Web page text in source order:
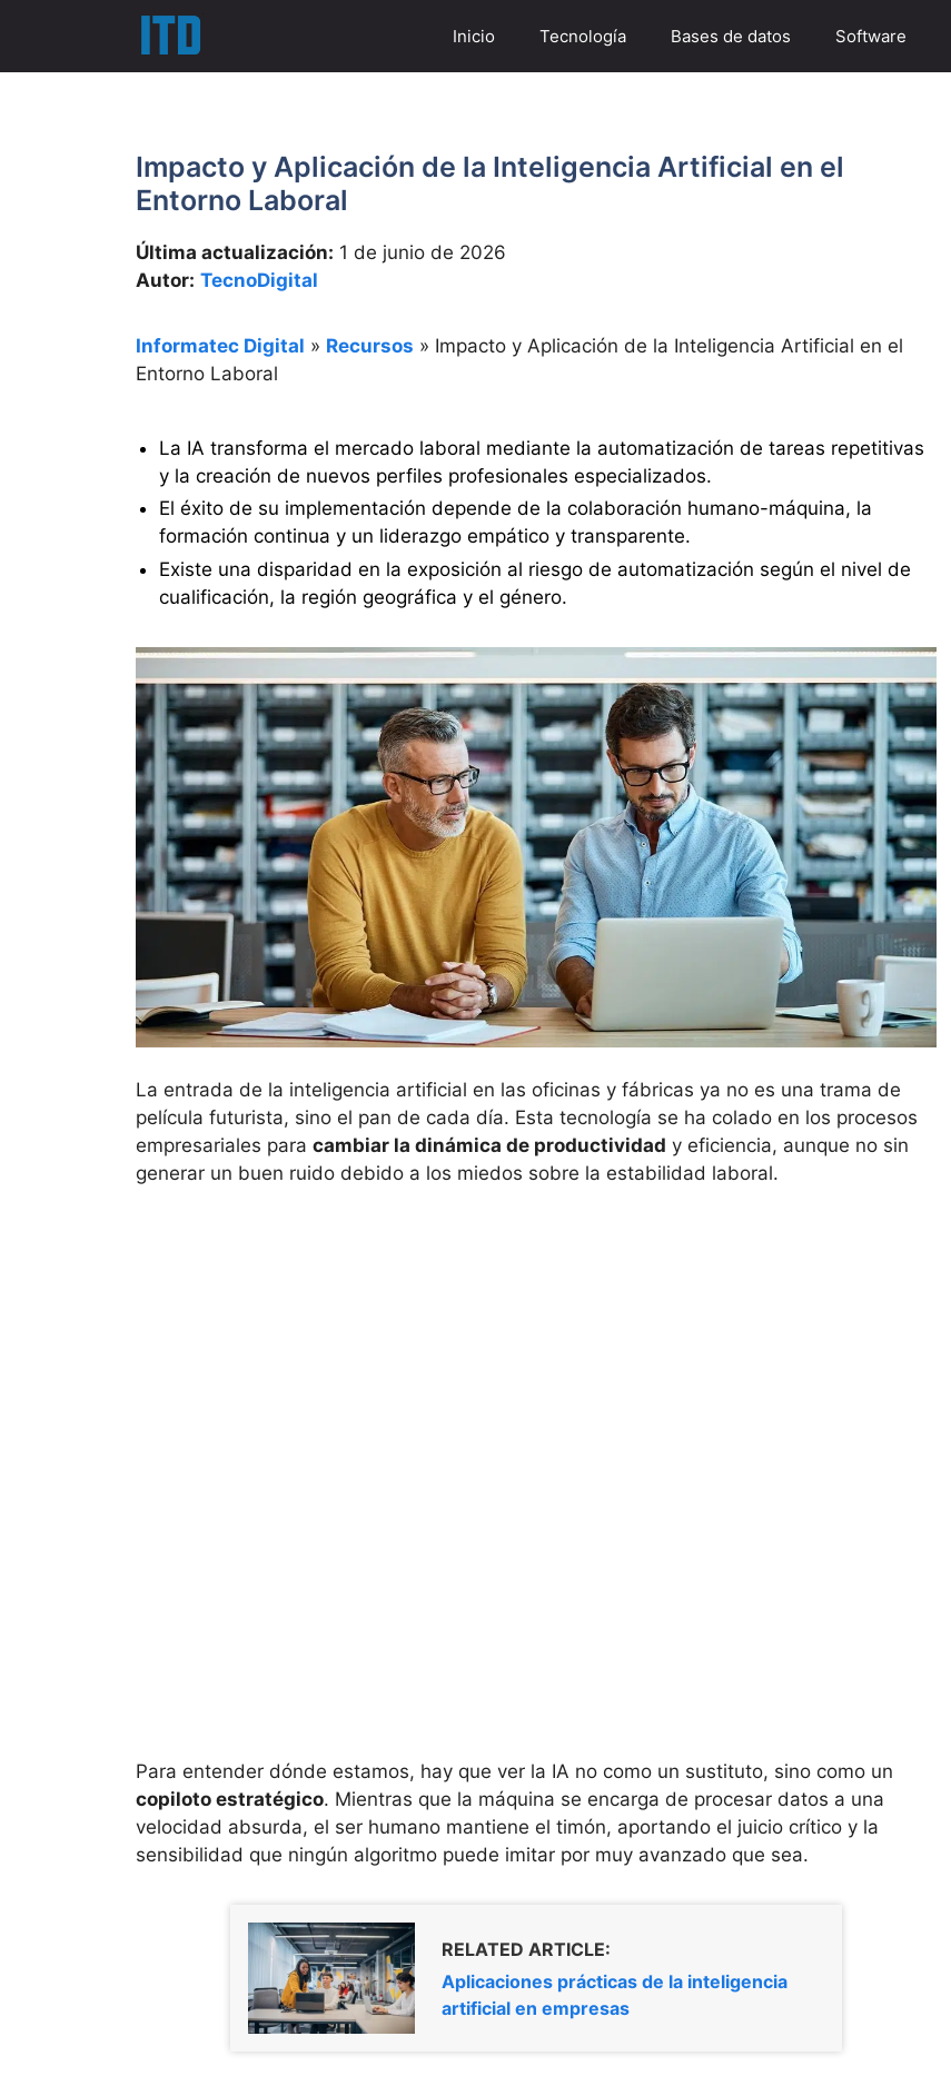
contenido
Inicio Tecnología Bases de datos Software
Impacto y Aplicación de la Inteligencia Artificial en el
Entorno Laboral
Última actualización: 1 de junio de 2026
Autor: TecnoDigital
Informatec Digital » Recursos » Impacto y Aplicación de la Inteligencia Artificial en el
Entorno Laboral
La IA transforma el mercado laboral mediante la automatización de tareas repetitivas
y la creación de nuevos perfiles profesionales especializados.
El éxito de su implementación depende de la colaboración humano-máquina, la
formación continua y un liderazgo empático y transparente.
Existe una disparidad en la exposición al riesgo de automatización según el nivel de
cualificación, la región geográfica y el género.
La entrada de la inteligencia artificial en las oficinas y fábricas ya no es una trama de
película futurista, sino el pan de cada día. Esta tecnología se ha colado en los procesos
empresariales para cambiar la dinámica de productividad y eficiencia, aunque no sin
generar un buen ruido debido a los miedos sobre la estabilidad laboral.
Para entender dónde estamos, hay que ver la IA no como un sustituto, sino como un
copiloto estratégico. Mientras que la máquina se encarga de procesar datos a una
velocidad absurda, el ser humano mantiene el timón, aportando el juicio crítico y la
sensibilidad que ningún algoritmo puede imitar por muy avanzado que sea.
RELATED ARTICLE:
Aplicaciones prácticas de la inteligencia
artificial en empresas